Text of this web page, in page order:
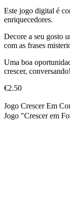
Este jogo digital é
enriquecedores.
Decore a seu gosto
com as frases
Uma boa
crescer, conversando!
€2.50
Jogo Crescer Em
Jogo "Crescer em